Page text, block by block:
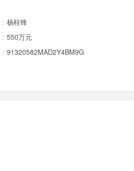
杨桂锋
550万元
91320582MAD2Y4BM9G